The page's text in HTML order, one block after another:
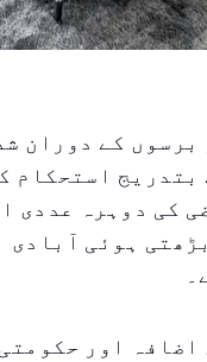
برسوں کے دوران
بتدریج استحکام
کی دوہرہ عددی
ہوئی
اضافہ اور